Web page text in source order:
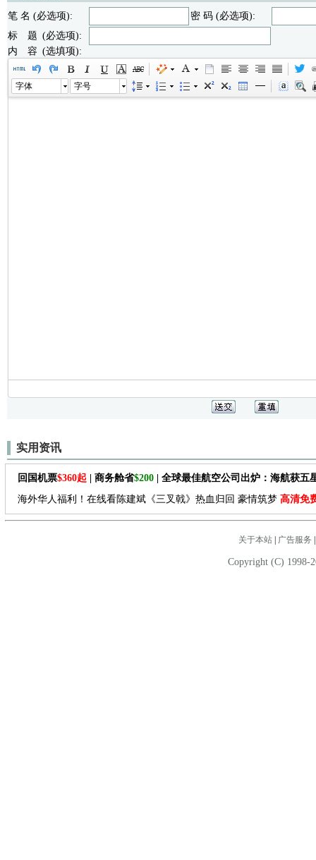
笔 名 (必选项):
密 码 (必选项):
标 题 (必选项):
内 容 (选填项):
字体 字号
实用资讯
回国机票$360起 | 商务舱省$200 | 全球最佳航空公司出炉：海航获五
海外华人福利！在线看陈建斌《三叉戟》热血归回 豪情筑梦 高清免
关于本站| 广告服务
Copyright (C) 1998-